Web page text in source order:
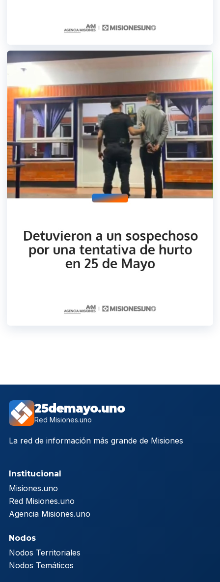
25demayo.uno
Red Misiones.uno
La red de información más grande de Misiones
Institucional
Misiones.uno
Red Misiones.uno
Agencia Misiones.uno
Nodos
Nodos Territoriales
Nodos Temáticos